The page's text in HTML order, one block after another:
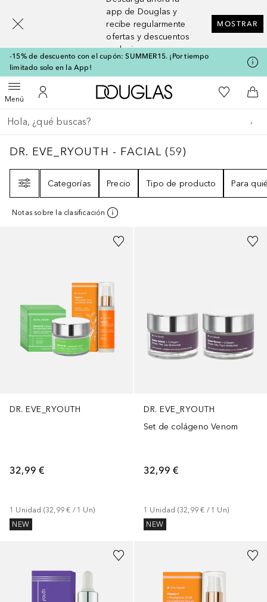
app de Douglas y
recibe regularmente
ofertas y descuentos
exclusivos
MOSTRAR
-15% de descuento con el cupón: SUMMER15. ¡Por tiempo
limitado solo en la App!
MenúAbrir menúMi cuenta
A Douglas HomeMi lista de
A
Regresar
Ejecutar búsqueda
DR. EVE_RYOUTH - FACIAL59
DR. EVE_RYOUTH - FACIAL (59)
Categorías
Precio Tipo de producto Para
Notas sobre la clasificación
DR. EVE_RYOUTH
32,99 €
1 Unidad (32,99 € / 1 Un)
NEW
DR. EVE_RYOUTH
Set de colágeno Venom
32,99 €
1 Unidad (32,99 € / 1 Un)
NEW
[navigation.slideout.screenreader]